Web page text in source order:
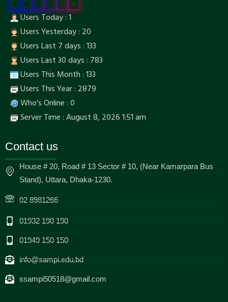
0 0 3 7 8 6
Users Today : 1
Users Yesterday : 20
Users Last 7 days : 133
Users Last 30 days : 783
Users This Month : 133
Users This Year : 2879
Who's Online : 0
Server Time : August 8, 2026 1:51 am
Contact us
House # 20, Road # 13 Sector # 10, (Near Kamarpara Bus
Stand), Uttara, Dhaka-1230.
02 8981266
01932 190 190
01949 150 150
info@sampi.edu.bd
ssampi50518@gmail.com